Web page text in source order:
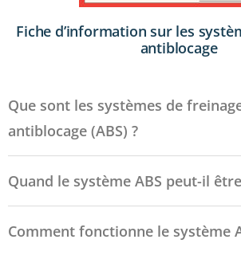
Fiche d’information sur les
antiblocage
Que sont les systèmes de
antiblocage (ABS) ?
Quand le système ABS peut-il
Comment fonctionne le système